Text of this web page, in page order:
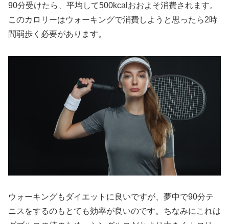
90分受けたら、平均して500kcalおおよそ消費されます。
このカロリーはウォーキングで消費しようと思ったら2時
間弱歩く必要があります。
ウォーキングもダイエットに良いですが、夢中で90分テ
ニスをするのもとても効率が良いのです。ちなみにこれは